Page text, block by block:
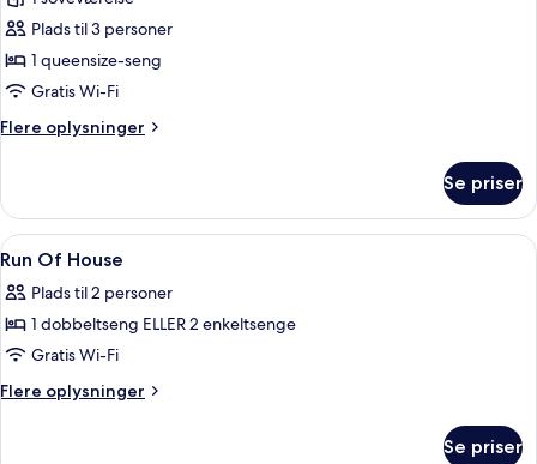
Deluxe-
suite
Plads til 3 personer
1 queensize-seng
Gratis Wi-Fi
Flere oplysninger
Flere
suite
Se priser
Indlæs
alle
billeder
af
Run
Of
Et hotelværelse med en stor seng,
3
Run Of House
Plads til 2 personer
1 dobbeltseng ELLER 2 enkeltsenge
Gratis Wi-Fi
Flere oplysninger
Flere
Se priser